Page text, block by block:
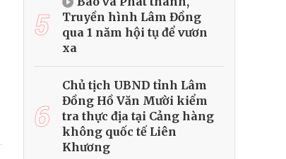
5
Truyền hình Lâm Đồng
qua 1 năm hội tụ để vươn
xa
6
Chủ tịch UBND tỉnh Lâm
Đồng Hồ Văn Mười kiểm
tra thực địa tại Cảng hàng
không quốc tế Liên
Khương